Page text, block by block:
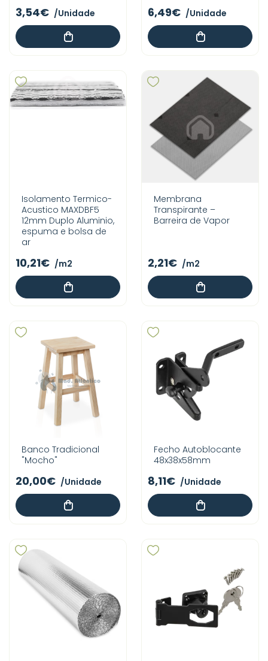
3,54€ /Unidade 6,49€ /Unidade
Isolamento Termico-
Acustico MAXDBF5
12mm Duplo Aluminio,
espuma e bolsa de
ar
10,21€ /m2
Membrana
Transpirante –
Barreira de Vapor
2,21€ /m2
Banco Tradicional
"Mocho"
20,00€ /Unidade
Fecho Autoblocante
48x38x58mm
8,11€ /Unidade